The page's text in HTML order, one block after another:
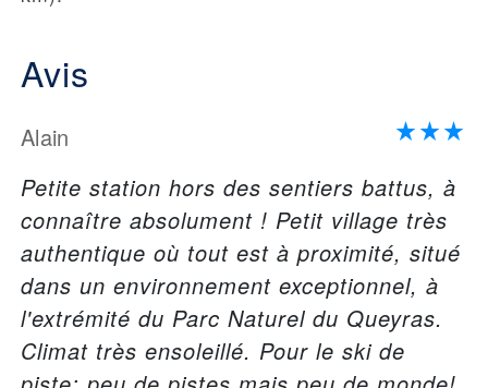
Avis
Alain
Petite station hors des sentiers battus, à
connaître absolument ! Petit village très
authentique où tout est à proximité, situé
dans un environnement exceptionnel, à
l'extrémité du Parc Naturel du Queyras.
Climat très ensoleillé. Pour le ski de